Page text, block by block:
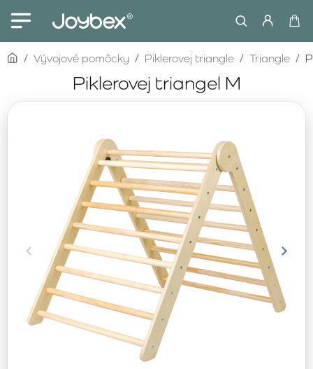
Piklerovej triangel M
homeVývojové pomôcky Piklerovej triangle Triangle